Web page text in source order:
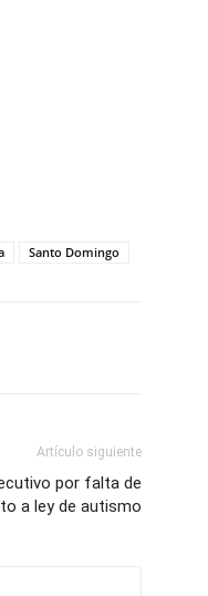
Santo Domingo
Artículo siguiente
por falta de
a ley de autismo